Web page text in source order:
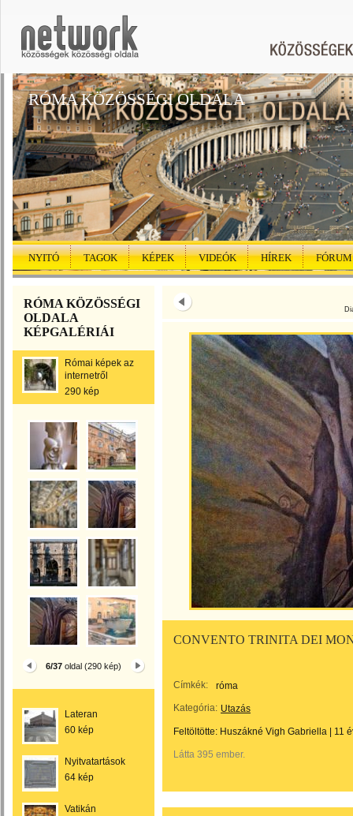
RÓMA KÖZÖSSÉGI OLDALA
NYITÓ TAGOK KÉPEK VIDEÓK HÍREK FÓRUM
RÓMA KÖZÖSSÉGI
OLDALA
KÉPGALÉRIÁI
Római képek az
internetről
290 kép
6/37 oldal (290 kép)
Lateran
60 kép
Nyitvatartások
64 kép
Vatikán
CONVENTO TRINITA DEI
Címkék:
róma
Kategória: Utazás
Feltöltötte: Huszákné Vigh Gabriella 11
Látta 395 ember.